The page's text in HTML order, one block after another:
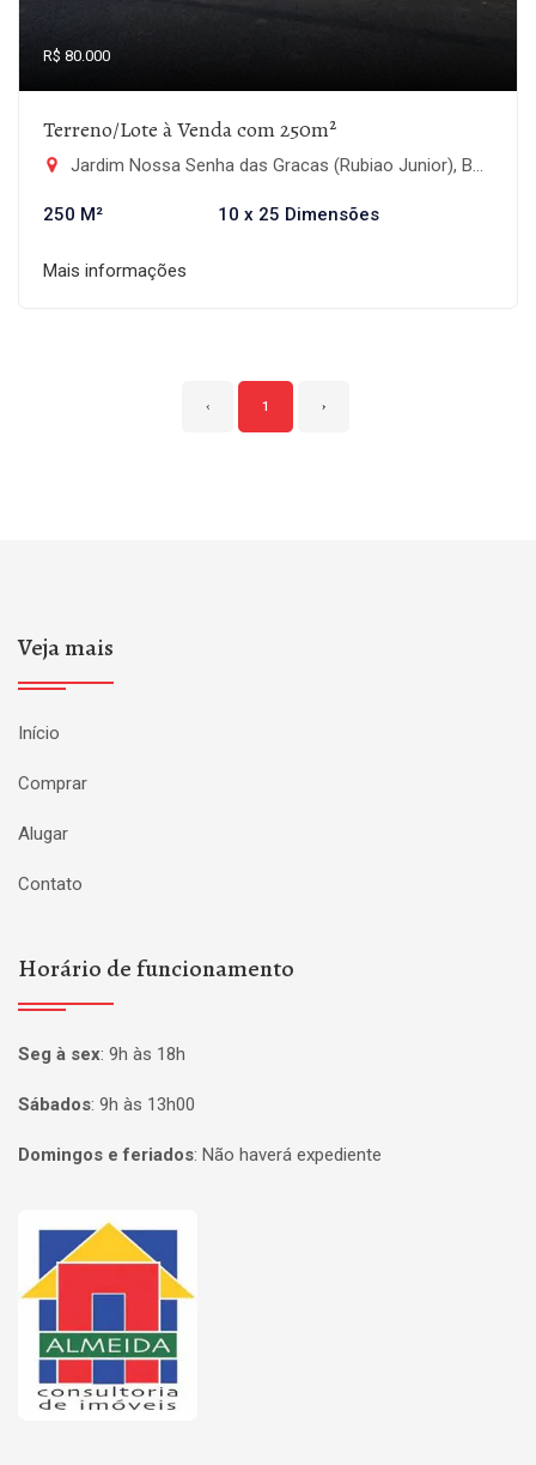
R$ 80.000
Terreno/Lote à Venda com 250m²
Jardim Nossa Senha das Gracas (Rubiao Junior), Botucatu-SP
250 M² 10 x 25 Dimensões
Mais informações
‹ 1 ›
Veja mais
Início
Comprar
Alugar
Contato
Horário de funcionamento
Seg à sex: 9h às 18h
Sábados: 9h às 13h00
Domingos e feriados: Não haverá expediente
Página inicial